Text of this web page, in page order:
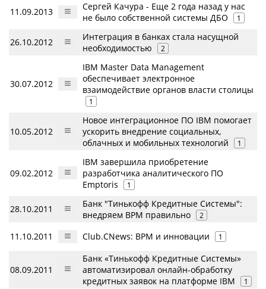
11.09.2013
Сергей Качура - Еще 2 года назад у нас
не было собственной системы ДБО
1
26.10.2012
Интеграция в банках стала насущной
необходимостью
2
30.07.2012
IBM Master Data Management
обеспечивает электронное
взаимодействие органов власти столицы
1
10.05.2012
Новое интеграционное ПО IBM помогает
ускорить внедрение социальных,
облачных и мобильных технологий
1
09.02.2012
IBM завершила приобретение
разработчика аналитического ПО
Emptoris
1
28.10.2011
Банк "Тинькофф Кредитные Системы":
внедряем BPM правильно
2
11.10.2011 Club.CNews: BPM и инновации 1
08.09.2011
Банк «Тинькофф Кредитные Системы»
автоматизировал онлайн-обработку
кредитных заявок на платформе IBM
1